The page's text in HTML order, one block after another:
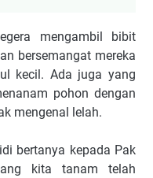
mengambil bibit
bersemangat mereka
kecil. Ada juga yang
pohon dengan
mengenal lelah.
bertanya kepada Pak
kita tanam telah